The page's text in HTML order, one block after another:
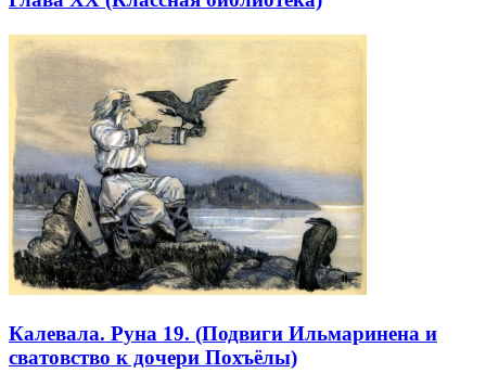
Калевала. Руна 19. (Подвиги Ильмаринена и
сватовство к дочери Похъёлы)